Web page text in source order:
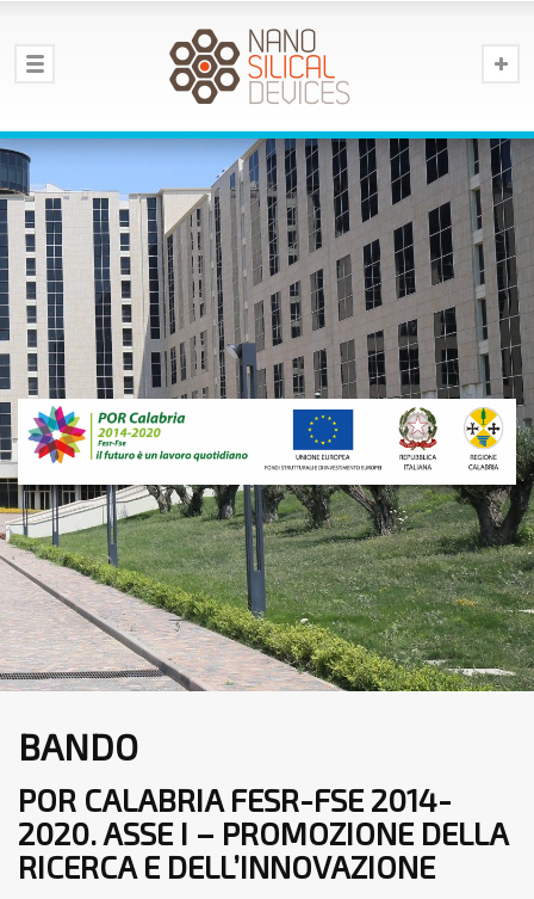
BANDO
POR CALABRIA FESR-FSE 2014-
2020. ASSE I – PROMOZIONE DELLA
RICERCA E DELL’INNOVAZIONE